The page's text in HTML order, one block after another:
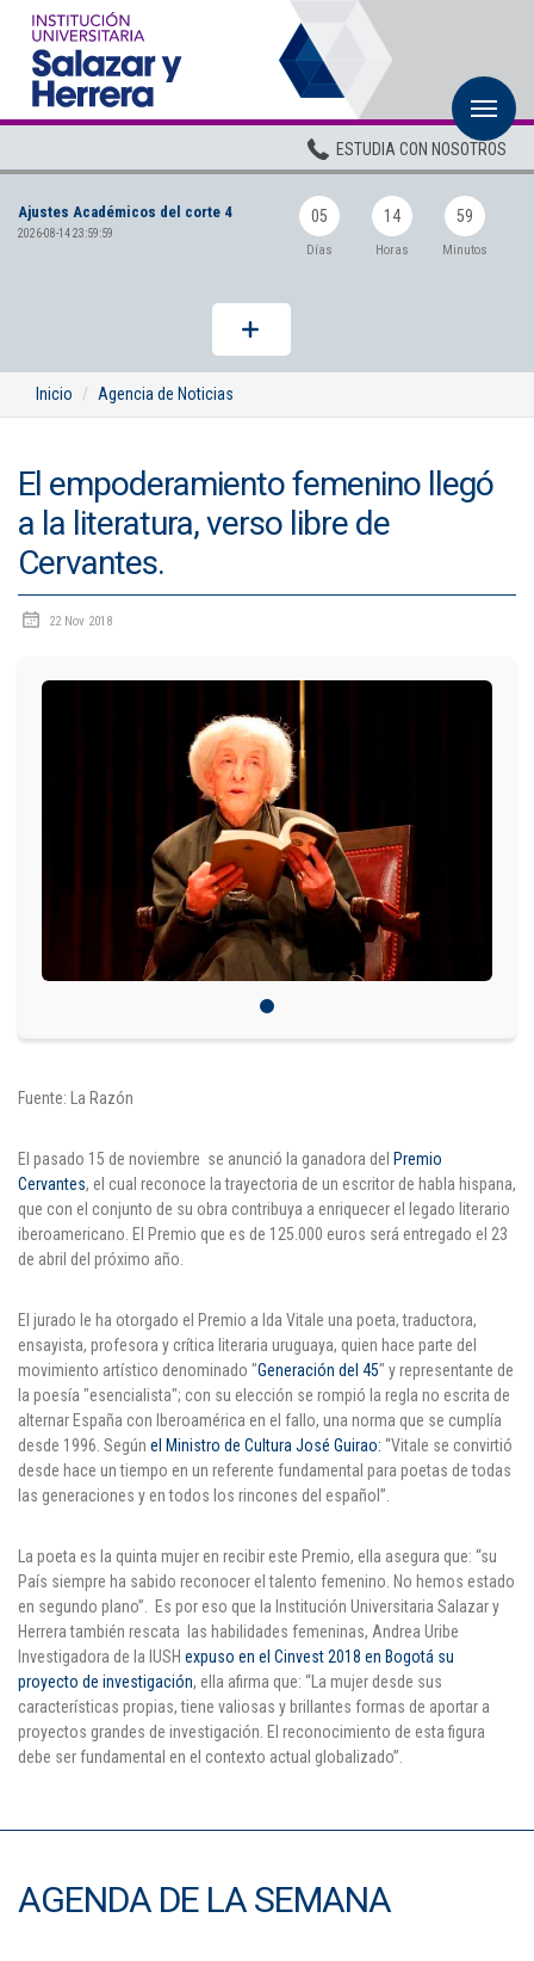
ESTUDIA CON NOSOTROS
Ajustes Académicos del corte 4
2026-08-14 23:59:59
05
Días
14
Horas
59
Minutos
Inicio Agencia de Noticias
El empoderamiento femenino llegó
a la literatura, verso libre de
Cervantes.
22 Nov 2018
Fuente: La Razón
El pasado 15 de noviembre se anunció la ganadora del Premio
Cervantes, el cual reconoce la trayectoria de un escritor de habla hispana,
que con el conjunto de su obra contribuya a enriquecer el legado literario
iberoamericano. El Premio que es de 125.000 euros será entregado el 23
de abril del próximo año.
El jurado le ha otorgado el Premio a Ida Vitale una poeta, traductora,
ensayista, profesora y crítica literaria uruguaya, quien hace parte del
movimiento artístico denominado "Generación del 45" y representante de
la poesía "esencialista"; con su elección se rompió la regla no escrita de
alternar España con Iberoamérica en el fallo, una norma que se cumplía
desde 1996. Según el Ministro de Cultura José Guirao: “Vitale se convirtió
desde hace un tiempo en un referente fundamental para poetas de todas
las generaciones y en todos los rincones del español”.
La poeta es la quinta mujer en recibir este Premio, ella asegura que: “su
País siempre ha sabido reconocer el talento femenino. No hemos estado
en segundo plano”. Es por eso que la Institución Universitaria Salazar y
Herrera también rescata las habilidades femeninas, Andrea Uribe
Investigadora de la IUSH expuso en el Cinvest 2018 en Bogotá su
proyecto de investigación, ella afirma que: “La mujer desde sus
características propias, tiene valiosas y brillantes formas de aportar a
proyectos grandes de investigación. El reconocimiento de esta figura
debe ser fundamental en el contexto actual globalizado”.
AGENDA DE LA SEMANA
Pregrados
Planta Docente
ADMISIONES
BIENESTAR
Centros
BIBLIOTECA
IDIOMAS
Pastoral
CARTERA
Inscripciones
Estudiantes
Egresados
Docentes
Campus virtual
Empleo
Contáctanos
Comunícate con nosotros
Línea de Atención al Cliente
Campus Estadio: CR 70 # 52-49
(+57) (4) 4 600 700
Medellín - Colombia - Suramérica
Inscripciones permanentes
Denuncia de Corrupción y Sobornos